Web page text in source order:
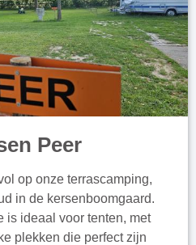
Peer
op onze terrascamping,
in de kersenboomgaard.
is ideaal voor tenten, met
plekken die perfect zijn